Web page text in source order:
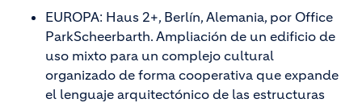
EUROPA: Haus 2+, Berlín, Alemania, por Office
ParkScheerbarth. Ampliación de un edificio de
uso mixto para un complejo cultural
organizado de forma cooperativa que expande
el lenguaje arquitectónico de las estructuras